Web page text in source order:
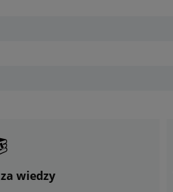
wiedzy